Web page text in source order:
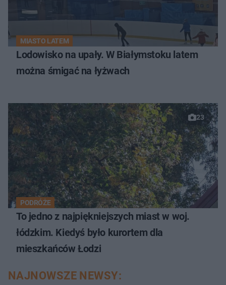
MIASTO LATEM
Lodowisko na upały. W Białymstoku latem
można śmigać na łyżwach
23
PODRÓŻE
To jedno z najpiękniejszych miast w woj.
łódzkim. Kiedyś było kurortem dla
mieszkańców Łodzi
NAJNOWSZE NEWSY: